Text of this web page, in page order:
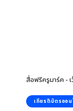
สื่อฟรีครูมาร์ค -
เกียรติบัตรออน